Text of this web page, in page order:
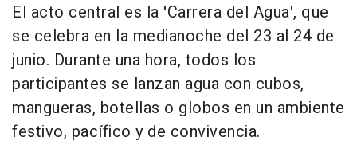
El acto central es la 'Carrera del Agua', que
se celebra en la medianoche del 23 al 24 de
junio. Durante una hora, todos los
participantes se lanzan agua con cubos,
mangueras, botellas o globos en un ambiente
festivo, pacífico y de convivencia.